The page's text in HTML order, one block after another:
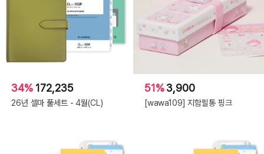
34% 172,235
26년 셀마 풀세트 - 4월(CL)
51%3,900
[wawa109] 지함필통 핑크